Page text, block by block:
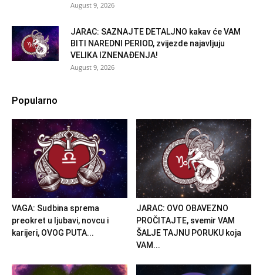
August 9, 2026
JARAC: SAZNAJTE DETALJNO kakav će VAM
BITI NAREDNI PERIOD, zvijezde najavljuju
VELIKA IZNENAĐENJA!
August 9, 2026
Popularno
VAGA: Sudbina sprema
preokret u ljubavi, novcu i
karijeri, OVOG PUTA...
JARAC: OVO OBAVEZNO
PROČITAJTE, svemir VAM
ŠALJE TAJNU PORUKU koja
VAM...